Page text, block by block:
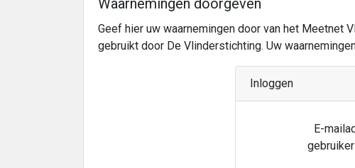
Waarnemingen doorgeven
Geef hier uw waarnemingen door van het Meetnet
gebruikt door De Vlinderstichting. Uw
Inloggen
E-